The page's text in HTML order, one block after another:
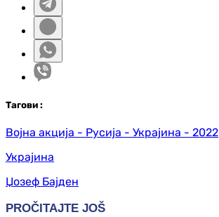
Тагови :
Војна акција - Русија - Украјина - 2022
Украјина
Џозеф Бајден